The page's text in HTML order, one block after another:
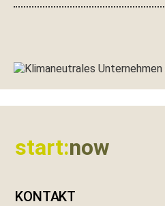
start:now
KONTAKT